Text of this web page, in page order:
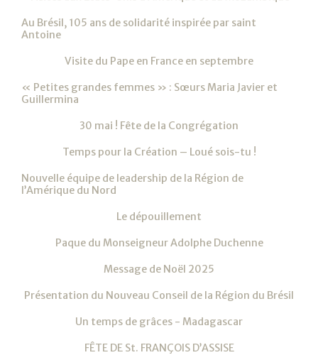
Au Brésil, 105 ans de solidarité inspirée par saint
Antoine
Visite du Pape en France en septembre
« Petites grandes femmes » : Sœurs Maria Javier et
Guillermina
30 mai ! Fête de la Congrégation
Temps pour la Création – Loué sois-tu !
Nouvelle équipe de leadership de la Région de
l’Amérique du Nord
Le dépouillement
Paque du Monseigneur Adolphe Duchenne
Message de Noël 2025
Présentation du Nouveau Conseil de la Région du Brésil
Un temps de grâces - Madagascar
FÊTE DE St. FRANÇOIS D’ASSISE